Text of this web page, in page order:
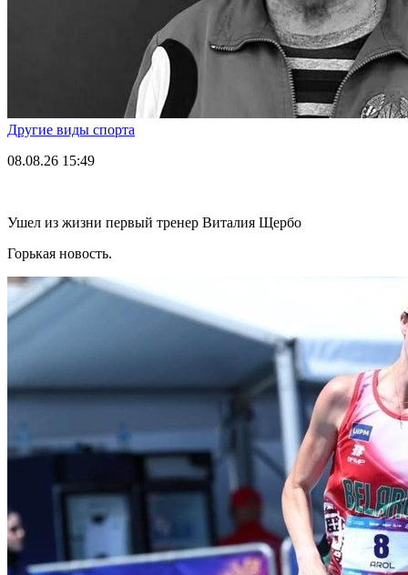
Другие виды спорта
08.08.26 15:49
Ушел из жизни первый тренер Виталия Щербо
Горькая новость.